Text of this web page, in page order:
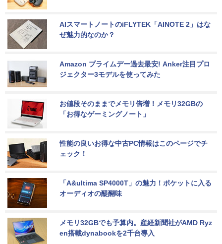
AIスマートノートのiFLYTEK「AINOTE 2」はな
ぜ魅力的なのか？
Amazon プライムデー過去最安! Anker注目プロ
ジェクター3モデルを使ってみた
お値段そのままでメモリ倍増！メモリ32GBの
「お得なゲーミングノート」
性能の良いお得な中古PC情報はこのページでチ
ェック！
「A&ultima SP4000T」の魅力！ポケットに入る
オーディオの醍醐味
メモリ32GBでも予算内。産経新聞社がAMD Ryz
en搭載dynabookを2千台導入